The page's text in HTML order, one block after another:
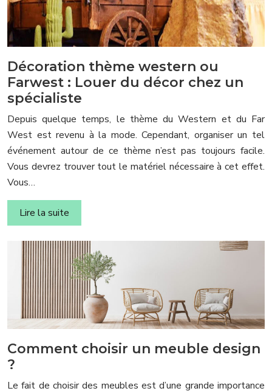
Décoration thème western ou
Farwest : Louer du décor chez un
spécialiste
Depuis quelque temps, le thème du Western et du Far
West est revenu à la mode. Cependant, organiser un tel
événement autour de ce thème n’est pas toujours facile.
Vous devrez trouver tout le matériel nécessaire à cet effet.
Vous…
Lire la suite
Comment choisir un meuble design
?
Le fait de choisir des meubles est d’une grande importance